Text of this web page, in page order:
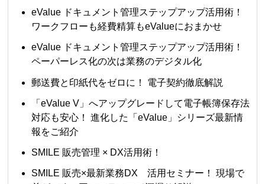
eValue ドキュメント管理ステップアップ活用術！
ワークフローも経費精算もeValueにおまかせ
eValue ドキュメント管理ステップアップ活用術！
ペーパーレス化の次は業務のデジタル化
郵送費と印紙代をゼロに！ 電子契約徹底解説
「eValue V」へアップグレードして電子帳簿保存法
対応も安心！ 進化した「eValue」シリーズ最新情
報をご紹介
SMILE 販売管理 × DX活用術！
SMILE 販売×最新業務DX 活用セミナー！ 現場で